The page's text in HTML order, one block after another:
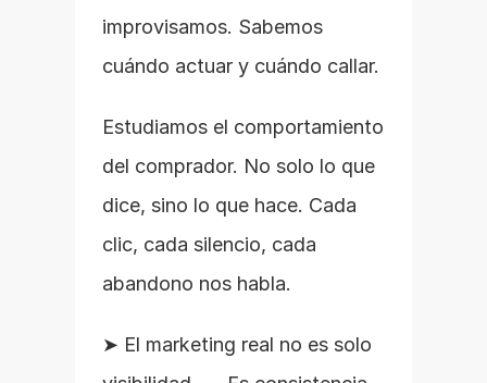
improvisamos. Sabemos
cuándo actuar y cuándo callar.
Estudiamos el comportamiento
del comprador. No solo lo que
dice, sino lo que hace. Cada
clic, cada silencio, cada
abandono nos habla.
➤ El marketing real no es solo